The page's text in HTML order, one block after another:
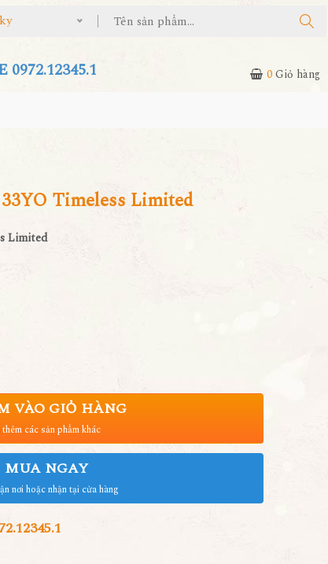
0Giỏ hàng
Timeless Limited
Limited
VÀO GIỎ HÀNG
các sản phẩm khác
MUA NGAY
nơi hoặc nhận tại cửa hàng